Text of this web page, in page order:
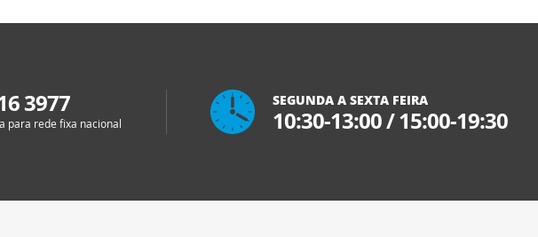
3977
para rede fixa nacional
SEGUNDA A SEXTA FEIRA
10:30-13:00/15:00-19:30